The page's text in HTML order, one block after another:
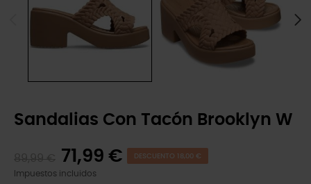
Sandalias Con Tacón Brooklyn W
71,99 € DESCUENTO 18,00 €
Impuestos incluidos